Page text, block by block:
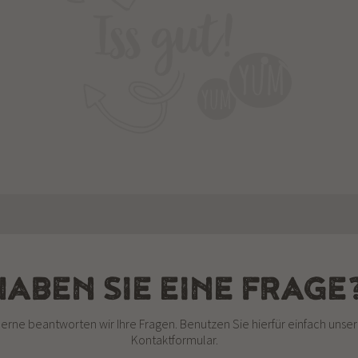
SIE EINE
beantworten wir Ihre Fragen. Benutzen Sie hierfür einfach unser
Kontaktformular.